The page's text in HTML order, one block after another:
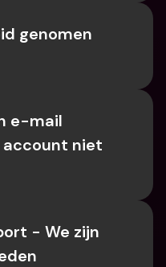
genomen
e-mail
niet
- We zijn